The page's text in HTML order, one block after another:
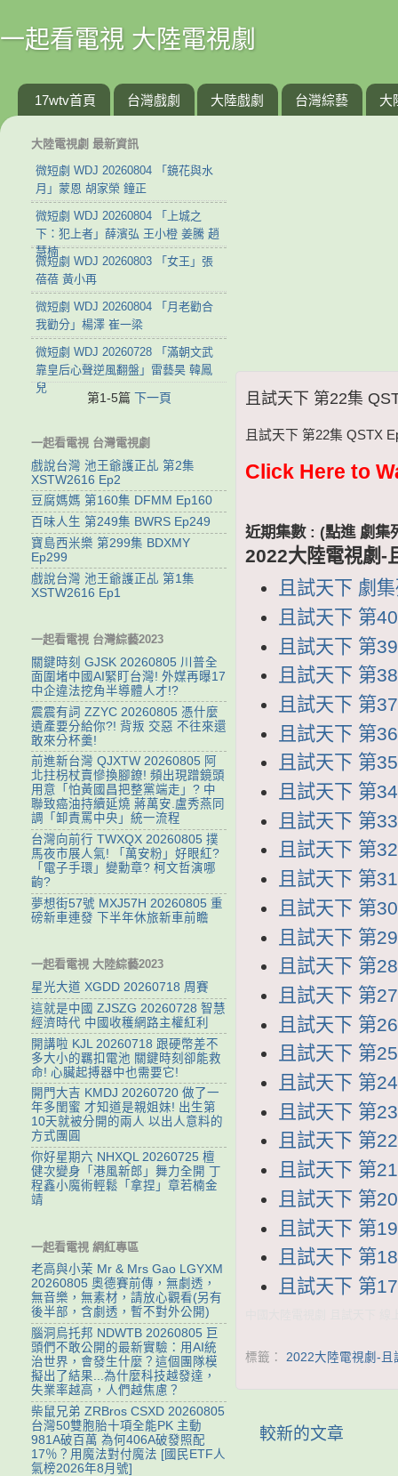
一起看電視 大陸電視劇
17wtv首頁 台灣戲劇 大陸戲劇 台灣綜藝 大
且試天下 第22集
且試天下 第22集 QSTX
Click Here to
近期集數 : (點進 劇集
2022大陸電視劇-
且試天下 劇
且試天下 第
且試天下 第
且試天下 第
且試天下 第
且試天下 第
且試天下 第
且試天下 第
且試天下 第
且試天下 第
且試天下 第
且試天下 第
且試天下 第
且試天下 第
且試天下 第
且試天下 第
且試天下 第
且試天下 第
且試天下 第
且試天下 第
且試天下 第
且試天下 第
且試天下 第
且試天下 第
且試天下 第
標籤： 2022大陸電視劇-且
較新的文章
大陸電視劇 最新資訊
微短劇 WDJ 20260804 「鏡花與水
月」蒙恩 胡家榮 鐘正
微短劇 WDJ 20260804 「上城之
下：犯上者」薛濱弘 王小橙 姜騰 趙
慧楠
微短劇 WDJ 20260803 「女王」張
蓓蓓 黃小再
微短劇 WDJ 20260804 「月老勸合
我勸分」楊澤 崔一梁
微短劇 WDJ 20260728 「滿朝文武
靠皇后心聲逆風翻盤」雷藝昊 韓鳳
兒
第1-5篇 下一頁
一起看電視 台灣電視劇
戲說台灣 池王爺護正乩 第2集
XSTW2616 Ep2
豆腐媽媽 第160集 DFMM Ep160
百味人生 第249集 BWRS Ep249
寶島西米樂 第299集 BDXMY
Ep299
戲說台灣 池王爺護正乩 第1集
XSTW2616 Ep1
一起看電視 台灣綜藝2023
關鍵時刻 GJSK 20260805 川普全
面圍堵中國AI緊盯台灣! 外媒再曝17
中企違法挖角半導體人才!?
震震有詞 ZZYC 20260805 憑什麼
遺產要分給你?! 背叛 交惡 不往來還
敢來分杯羹!
前進新台灣 QJXTW 20260805 阿
北拄枴杖賣慘換腳鐐! 頻出現蹭鏡頭
用意「怕黃國昌把整黨端走」? 中
聯致癌油持續延燒 蔣萬安.盧秀燕同
調「卸責罵中央」統一流程
台灣向前行 TWXQX 20260805 撲
馬夜市展人氣! 「萬安粉」好眼紅?
「電子手環」變勳章? 柯文哲演哪
齣?
夢想街57號 MXJ57H 20260805 重
磅新車連發 下半年休旅新車前瞻
一起看電視 大陸綜藝2023
星光大道 XGDD 20260718 周賽
這就是中國 ZJSZG 20260728 智慧
經濟時代 中國收穫網路主權紅利
開講啦 KJL 20260718 跟硬幣差不
多大小的羈扣電池 關鍵時刻卻能救
命! 心臟起搏器中也需要它!
開門大吉 KMDJ 20260720 做了一
年多閨蜜 才知道是親姐妹! 出生第
10天就被分開的兩人 以出人意料的
方式團圓
你好星期六 NHXQL 20260725 檀
健次變身「港風新郎」舞力全開 丁
程鑫小魔術輕鬆「拿捏」章若楠金
靖
一起看電視 網紅專區
老高與小茉 Mr & Mrs Gao LGYXM
20260805 奧德賽前傳，無劇透，
無音樂，無素材，請放心觀看(另有
後半部，含劇透，暫不對外公開)
腦洞烏托邦 NDWTB 20260805 巨
頭們不敢公開的最新實驗：用AI統
治世界，會發生什麼？這個團隊模
擬出了結果...為什麼科技越發達，
失業率越高，人們越焦慮？
柴鼠兄弟 ZRBros CSXD 20260805
台灣50雙胞胎十項全能PK 主動
981A破百萬 為何406A破發照配
17％？用魔法對付魔法 [國民ETF人
氣榜2026年8月號]